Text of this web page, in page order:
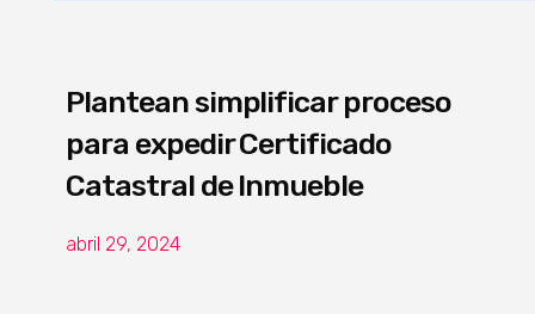
Plantean simplificar proceso
para expedir Certificado
Catastral de Inmueble
abril 29, 2024